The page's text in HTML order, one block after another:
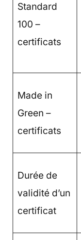
Standard
100 –
certificats
Made in
Green –
certificats
Durée de
validité d’un
certificat